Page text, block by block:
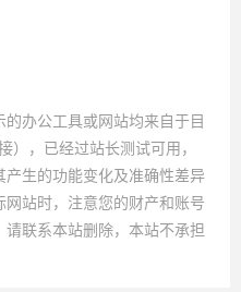
办公工具或网站均来自于目
），已经过站长测试可用，
生的功能变化及准确性差异
站时，注意您的财产和账号
联系本站删除，本站不承担